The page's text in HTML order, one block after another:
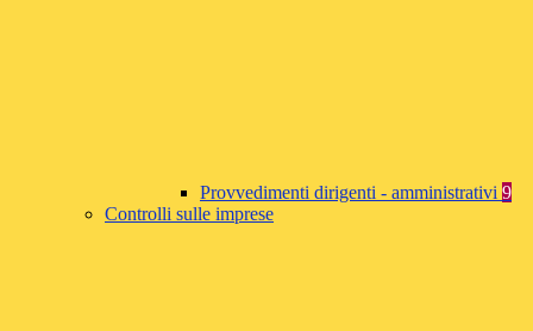
Provvedimenti dirigenti - amministrativi 9
Controlli sulle imprese